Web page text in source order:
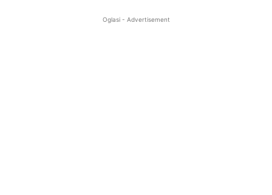
Oglasi - Advertisement